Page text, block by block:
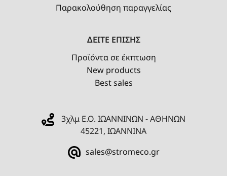
Παρακολούθηση παραγγελίας
ΔΕΙΤΕ ΕΠΙΣΗΣ
Προϊόντα σε έκπτωση
New products
Best sales
3χλμ Ε.Ο. ΙΩΑΝΝΙΝΩΝ - ΑΘΗΝΩΝ
45221, ΙΩΑΝΝΙΝΑ
sales@stromeco.gr